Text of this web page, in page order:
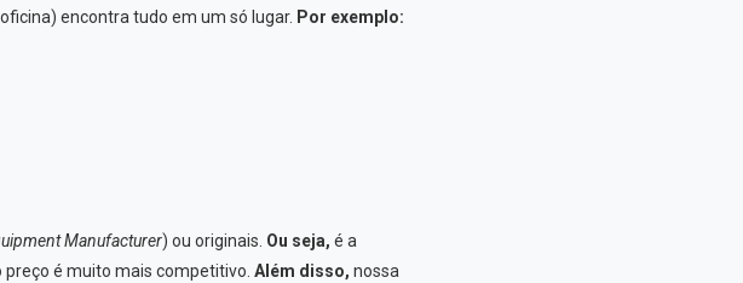
encontra tudo em um só lugar. Por exemplo:
Manufacturer) ou originais. Ou seja, é a
preço é muito mais competitivo. Além disso, nossa